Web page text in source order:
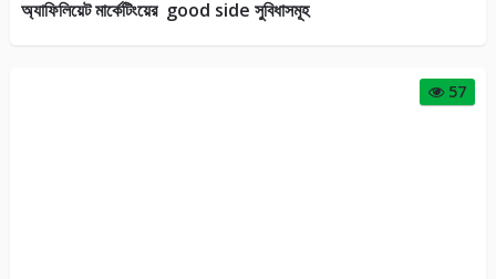
অ্যাফিলিয়েট মার্কেটিংয়ের good side সুবিধাসমূহ
57